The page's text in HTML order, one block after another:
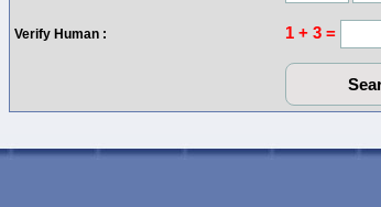
Verify Human : 1 + 3 =